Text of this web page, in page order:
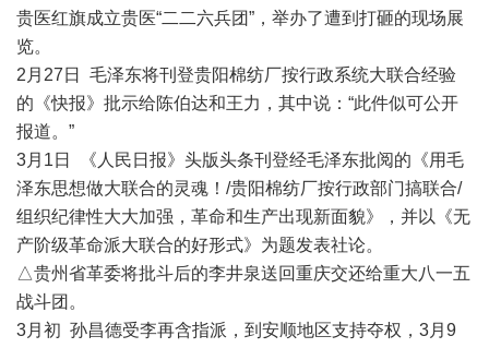
贵医红旗成立贵医“二二六兵团”，举办了遭到打砸的现场展
览。
2月27日 毛泽东将刊登贵阳棉纺厂按行政系统大联合经验
的《快报》批示给陈伯达和王力，其中说：“此件似可公开
报道。”
3月1日 《人民日报》头版头条刊登经毛泽东批阅的《用毛
泽东思想做大联合的灵魂！/贵阳棉纺厂按行政部门搞联合/
组织纪律性大大加强，革命和生产出现新面貌》，并以《无
产阶级革命派大联合的好形式》为题发表社论。
△贵州省革委将批斗后的李井泉送回重庆交还给重大八一五
战斗团。
3月初 孙昌德受李再含指派，到安顺地区支持夺权，3月9